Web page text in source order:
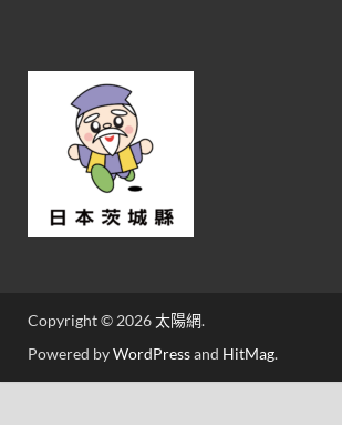
Copyright © 2026太陽網.
Powered byWordPressand HitMag.